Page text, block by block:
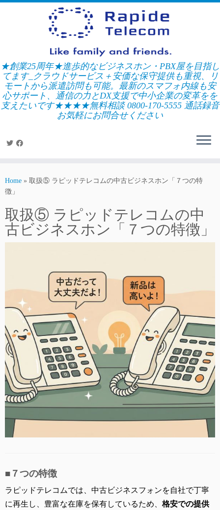
Skip
★創業25周年★進歩的なビジネスホン・PBX屋を目指し
てます_クラウドサービス＋安価な保守提供も重視、リ
モートから派遣訪問も可能。最新のスマフォ内線も安
心サポート、通信の力とDX支援で中小企業の変革をを
支えたいです★★★★無料相談 0800-170-5555 通話録音
お気軽にお問合せください
Home » 取扱⑤ ラピッドテレコムの中古ビジネスホン「７つの特
徴」
取扱⑤ ラピッドテレコムの中
古ビジネスホン「７つの特徴」
■７つの特徴
ラピッドテレコムでは、中古ビジネスフォンを自社で丁寧
に再生し、豊富な在庫を保有しているため、 格安での提供